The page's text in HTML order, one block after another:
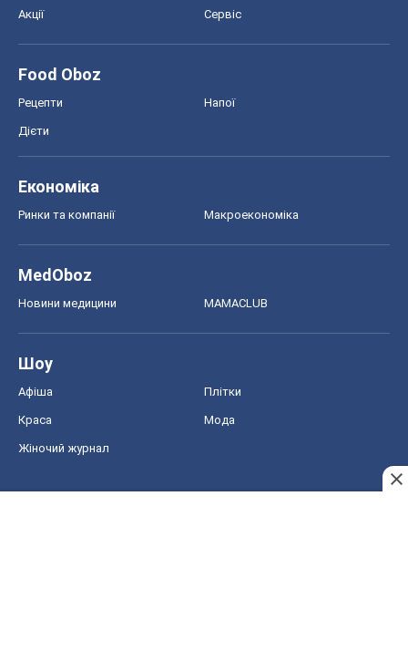
Акції Сервіс
Food Oboz
Рецепти Напої
Дієти
Економіка
Ринки та компанії Макроекономіка
MedOboz
Новини медицини MAMACLUB
Шоу
Афіша Плітки
Краса Мода
Жіночий журнал